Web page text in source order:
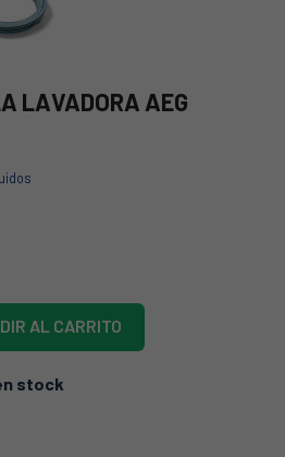
LAVADORA AEG
AL CARRITO
stock